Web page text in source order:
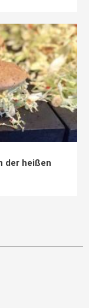
der heißen